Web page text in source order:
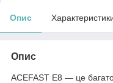
Опис
Опис
ACEFAST E8 — це